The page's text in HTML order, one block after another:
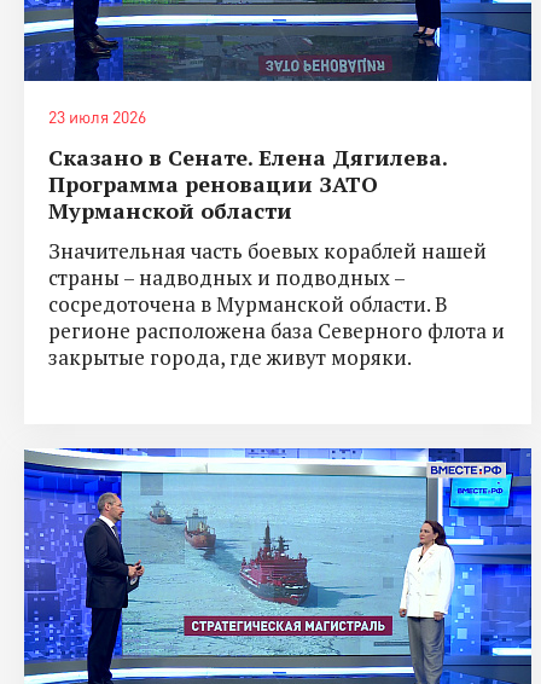
23 июля 2026
Сказано в Сенате. Елена Дягилева.
Программа реновации ЗАТО
Мурманской области
Значительная часть боевых кораблей нашей
страны – надводных и подводных –
сосредоточена в Мурманской области. В
регионе расположена база Северного флота и
закрытые города, где живут моряки.